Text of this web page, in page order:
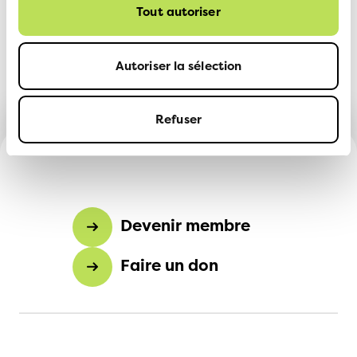
Tout autoriser
Autoriser la sélection
Refuser
Devenir membre
Faire un don